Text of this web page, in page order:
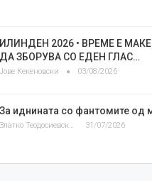
ИЛИНДЕН 2026 • ВРЕМЕ Е
ДА ЗБОРУВА СО ЕДЕН ГЛАС…
Јове Кекеновски 03/08/2026
За иднината со фантомите од
Златко Теодосиевски 31/07/2026